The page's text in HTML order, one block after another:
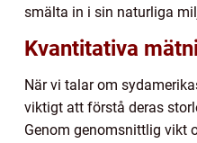
smälta in i sin naturliga
Kvantitativa
När vi talar om
viktigt att förstå deras
Genom genomsnittlig vikt